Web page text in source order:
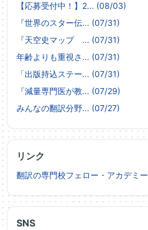
SNS
【応募受付中！】2... (08/03)
『世界のスター伝... (07/31)
『天空史マップ ... (07/31)
年齢よりも重視さ... (07/31)
「出版持込ステー... (07/31)
『減量専門医が教... (07/29)
みんなの翻訳分野... (07/27)
リンク
翻訳の専門校フェロー・アカデミー